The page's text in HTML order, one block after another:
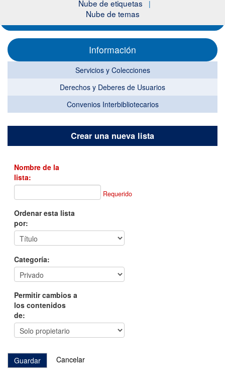
Nube de etiquetas
Nube de temas
Información
Servicios y Colecciones
Derechos y Deberes de Usuarios
Convenios Interbibliotecarios
Crear una nueva lista
Nombre de la
lista:
Requerido
Ordenar esta lista
por:
Categoría:
Permitir cambios a
los contenidos
de:
Cancelar